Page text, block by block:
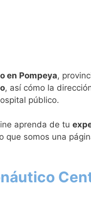
en Pompeya,
, así cómo la
público.
aprenda de tu
somos una